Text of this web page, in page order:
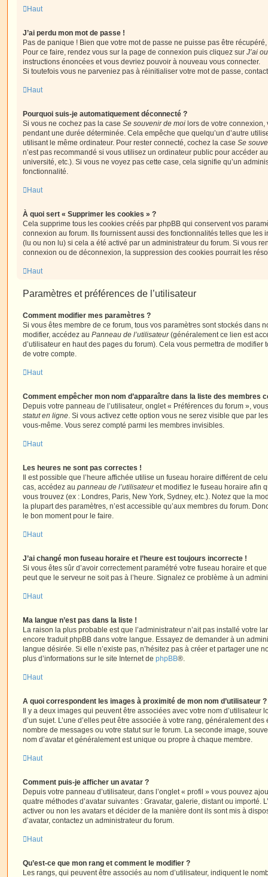
Haut
J’ai perdu mon mot de passe !
Pas de panique ! Bien que votre mot de passe ne puisse pas être
Pour ce faire, rendez vous sur la page de connexion puis cliquez sur J’ai
instructions énoncées et vous devriez pouvoir à nouveau vous connecter.
Si toutefois vous ne parveniez pas à réinitialiser votre mot de passe,
Haut
Pourquoi suis-je automatiquement déconnecté ?
Si vous ne cochez pas la case Se souvenir de moi lors de votre
pendant une durée déterminée. Cela empêche que quelqu’un d’autre
utilisant le même ordinateur. Pour rester connecté, cochez la case Se
n’est pas recommandé si vous utilisez un ordinateur public pour accéder
université, etc.). Si vous ne voyez pas cette case, cela signifie qu’un
fonctionnalité.
Haut
À quoi sert « Supprimer les cookies » ?
Cela supprime tous les cookies créés par phpBB qui conservent vos
connexion au forum. Ils fournissent aussi des fonctionnalités telles que les
(lu ou non lu) si cela a été activé par un administrateur du forum. Si vous
connexion ou de déconnexion, la suppression des cookies pourrait les
Haut
Paramètres et préférences de l’utilisateur
Comment modifier mes paramètres ?
Si vous êtes membre de ce forum, tous vos paramètres sont stockés dans
modifier, accédez au Panneau de l’utilisateur(généralement ce lien est
d’utilisateur en haut des pages du forum). Cela vous permettra de modifier
de votre compte.
Haut
Comment empêcher mon nom d’apparaître dans la liste des membres
Depuis votre panneau de l’utilisateur, onglet « Préférences du forum »,
statut en ligne. Si vous activez cette option vous ne serez visible que par
vous-même. Vous serez compté parmi les membres invisibles.
Haut
Les heures ne sont pas correctes !
Il est possible que l’heure affichée utilise un fuseau horaire différent de
cas, accédez au panneau de l’utilisateuret modifiez le fuseau horaire afin
vous trouvez (ex : Londres, Paris, New York, Sydney, etc.). Notez que la
la plupart des paramètres, n’est accessible qu’aux membres du forum.
le bon moment pour le faire.
Haut
J’ai changé mon fuseau horaire et l’heure est toujours incorrecte !
Si vous êtes sûr d’avoir correctement paramétré votre fuseau horaire et
peut que le serveur ne soit pas à l’heure. Signalez ce problème à un
Haut
Ma langue n’est pas dans la liste !
La raison la plus probable est que l’administrateur n’ait pas installé votre
encore traduit phpBB dans votre langue. Essayez de demander à un
langue désirée. Si elle n’existe pas, n’hésitez pas à créer et partager une
plus d’informations sur le site Internet de phpBB®.
Haut
A quoi correspondent les images à proximité de mon nom d’utilisateur ?
Il y a deux images qui peuvent être associées avec votre nom d’utilisateur
d’un sujet. L’une d’elles peut être associée à votre rang, généralement
nombre de messages ou votre statut sur le forum. La seconde image,
nom d’avatar et généralement est unique ou propre à chaque membre.
Haut
Comment puis-je afficher un avatar ?
Depuis votre panneau d’utilisateur, dans l’onglet « profil » vous pouvez
quatre méthodes d’avatar suivantes : Gravatar, galerie, distant ou importé.
activer ou non les avatars et décider de la manière dont ils sont mis à
d’avatar, contactez un administrateur du forum.
Haut
Qu’est-ce que mon rang et comment le modifier ?
Les rangs, qui peuvent être associés au nom d’utilisateur, indiquent le